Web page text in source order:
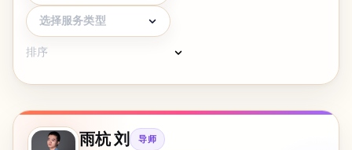
选择服务类型
排序
雨杭 刘 导师